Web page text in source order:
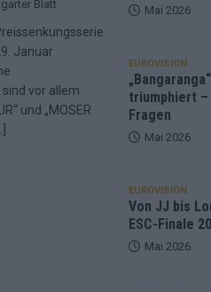
setzt auf viele
– das
Blatt
Januar
vor allem
und „MOSER
Mai 2026
EUROVISION
triumphiert
Fragen
Mai 2026
EUROVISION
Von JJ bis
ESC-Finale
Mai 2026